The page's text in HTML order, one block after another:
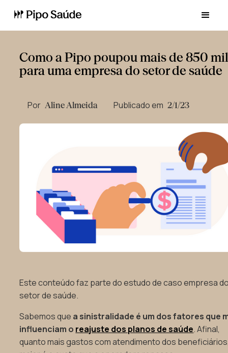
Como a Pipo poupou mais de 850
para uma empresa do setor de saúde
Por Aline Almeida Publicado em 2/1/23
Este conteúdo faz parte do estudo de caso empresa
setor de saúde.
Sabemos que a sinistralidade é um dos fatores que
influenciam o reajuste dos planos de saúde. Afinal,
quanto mais gastos com atendimento dos